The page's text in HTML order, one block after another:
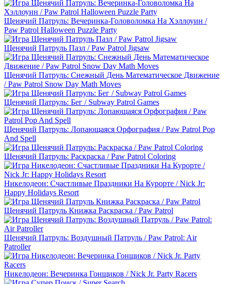
Щенячий Патруль: Вечеринка-Головоломка На Хэллоуин /
Paw Patrol Halloween Puzzle Party
Щенячий Патруль Пазл / Paw Patrol Jigsaw
Щенячий Патруль: Снежный День Математическое Движение
/ Paw Patrol Snow Day Math Moves
Щенячий Патруль: Бег / Subway Patrol Games
Щенячий Патруль: Лопающаяся Орфография / Paw Patrol Pop
And Spell
Щенячий Патруль: Раскраска / Paw Patrol Coloring
Никелодеон: Счастливые Праздники На Курорте / Nick Jr:
Happy Holidays Resort
Щенячий Патруль Книжка Раскраска / Paw Patrol
Щенячий Патруль: Воздушный Патруль / Paw Patrol: Air
Patroller
Никелодеон: Вечеринка Гонщиков / Nick Jr. Party Racers